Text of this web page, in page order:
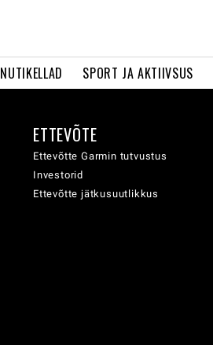
NUTIKELLAD SPORT JA AKTIIVSUS
ETTEVÕTE
Ettevõtte Garmin tutvustus
Investorid
Ettevõtte jätkusuutlikkus